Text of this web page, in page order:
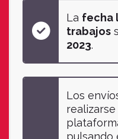
La fecha
trabajos
2023.
Los
pulsando